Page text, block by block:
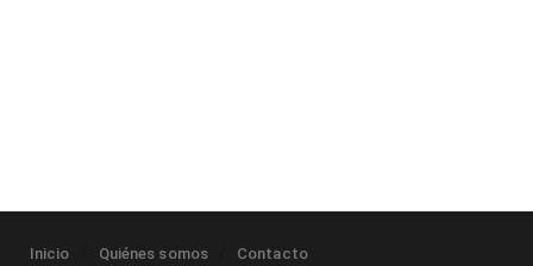
Inicio Quiénes somos Contacto